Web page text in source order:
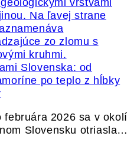
Slovenska: od
po teplo z hĺbky
februára 2026 sa v okolí
Slovensku otriasla…